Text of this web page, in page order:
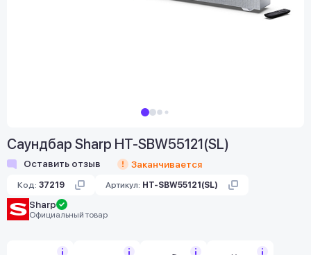
Саундбар Sharp HT-SBW55121(SL)
Оставить отзыв Заканчивается
Код: 37219 Артикул: HT-SBW55121(SL)
Sharp
Официальный товар